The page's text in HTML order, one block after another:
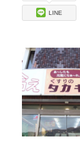
LINE